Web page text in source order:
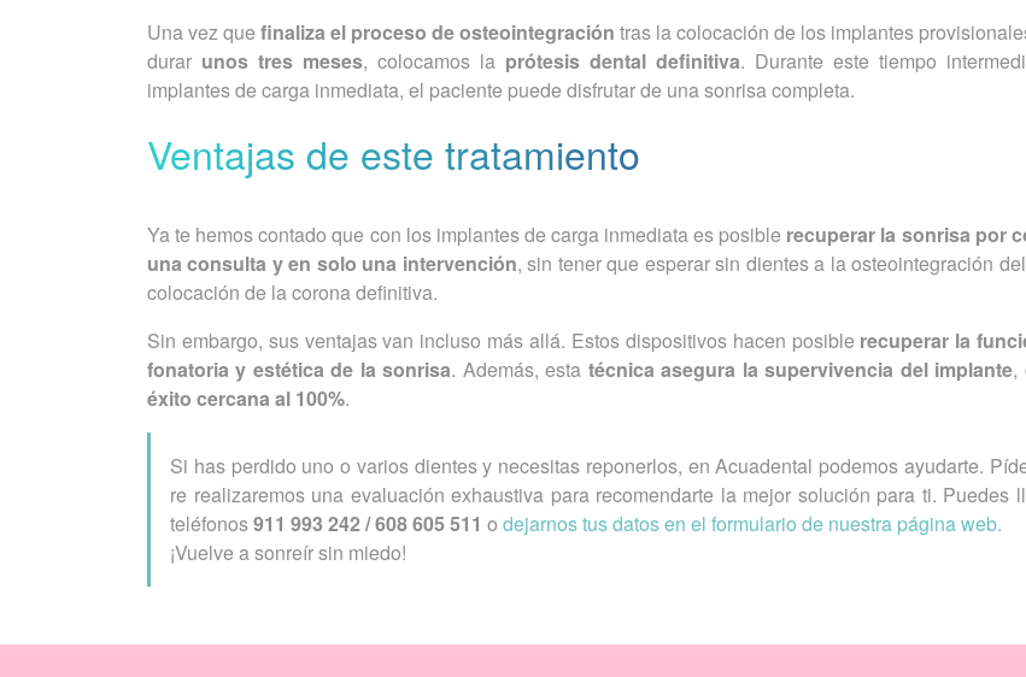
Una vez que finaliza el proceso de osteointegración tras la colocación de los implantes
durar unos tres meses, colocamos la prótesis dental definitiva. Durante este tiempo
implantes de carga inmediata, el paciente puede disfrutar de una sonrisa completa.
Ventajas de este tratamiento
Ya te hemos contado que con los implantes de carga inmediata es posible recuperar la sonrisa por
una consulta y en solo una intervención, sin tener que esperar sin dientes a la osteointegración
colocación de la corona definitiva.
Sin embargo, sus ventajas van incluso más allá. Estos dispositivos hacen posible recuperar la
fonatoria y estética de la sonrisa. Además, esta técnica asegura la supervivencia del implante,
éxito cercana al 100%.
Si has perdido uno o varios dientes y necesitas reponerlos, en Acuadental podemos ayudarte.
re realizaremos una evaluación exhaustiva para recomendarte la mejor solución para ti. Puedes
teléfonos911 993 242 / 608 605 511 o dejarnos tus datos en el formulario de nuestra página web.
¡Vuelve a sonreír sin miedo!